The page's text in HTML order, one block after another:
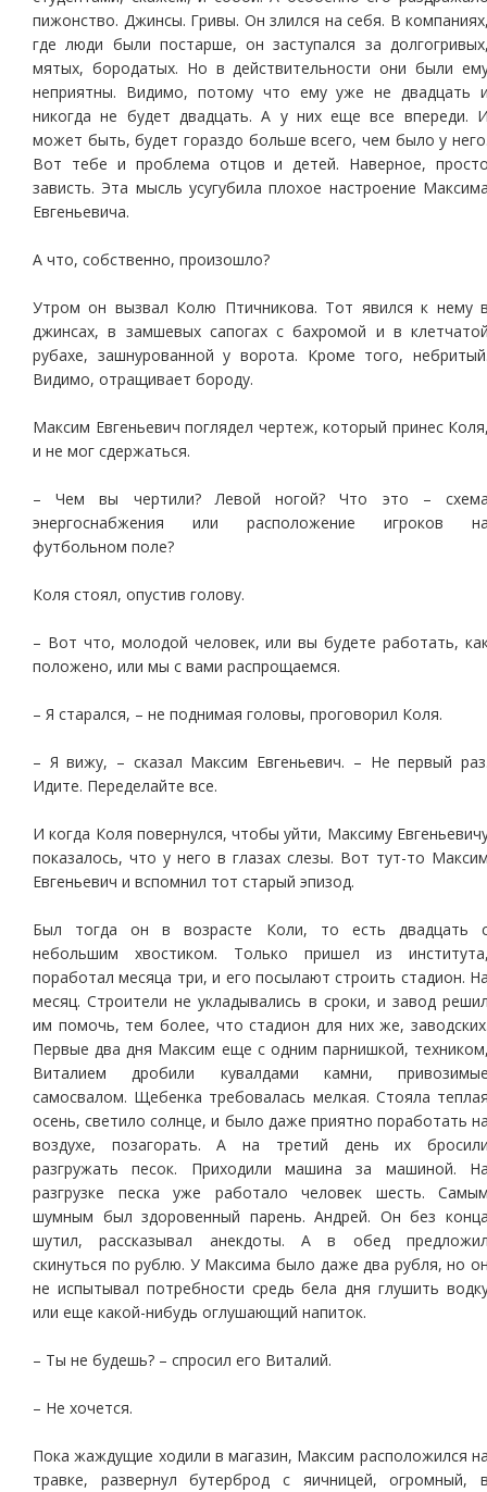
пижонство. Джинсы. Гривы. Он злился на себя. В
где люди были постарше, он заступался за
мятых, бородатых. Но в действительности они были
неприятны. Видимо, потому что ему уже не двадцать
никогда не будет двадцать. А у них еще все впереди.
может быть, будет гораздо больше всего, чем было у
Вот тебе и проблема отцов и детей. Наверное,
зависть. Эта мысль усугубила плохое настроение
Евгеньевича.
А что, собственно, произошло?
Утром он вызвал Колю Птичникова. Тот явился к нему
джинсах, в замшевых сапогах с бахромой и в
рубахе, зашнурованной у ворота. Кроме того,
Видимо, отращивает бороду.
Максим Евгеньевич поглядел чертеж, который принес
и не мог сдержаться.
– Чем вы чертили? Левой ногой? Что это –
энергоснабжения или расположение игроков
футбольном поле?
Коля стоял, опустив голову.
– Вот что, молодой человек, или вы будете работать,
положено, или мы с вами распрощаемся.
– Я старался, – не поднимая головы, проговорил Коля.
– Я вижу, – сказал Максим Евгеньевич. – Не первый
Идите. Переделайте все.
И когда Коля повернулся, чтобы уйти, Максиму
показалось, что у него в глазах слезы. Вот тут-то
Евгеньевич и вспомнил тот старый эпизод.
Был тогда он в возрасте Коли, то есть двадцать
небольшим хвостиком. Только пришел из
поработал месяца три, и его посылают строить стадион.
месяц. Строители не укладывались в сроки, и завод
им помочь, тем более, что стадион для них же,
Первые два дня Максим еще с одним парнишкой,
Виталием дробили кувалдами камни,
самосвалом. Щебенка требовалась мелкая. Стояла
осень, светило солнце, и было даже приятно поработать
воздухе, позагорать. А на третий день их
разгружать песок. Приходили машина за машиной.
разгрузке песка уже работало человек шесть.
шумным был здоровенный парень. Андрей. Он без
шутил, рассказывал анекдоты. А в обед
скинуться по рублю. У Максима было даже два рубля, но
не испытывал потребности средь бела дня глушить
или еще какой-нибудь оглушающий напиток.
– Ты не будешь? – спросил его Виталий.
– Не хочется.
Пока жаждущие ходили в магазин, Максим расположился
травке, развернул бутерброд с яичницей, огромный,